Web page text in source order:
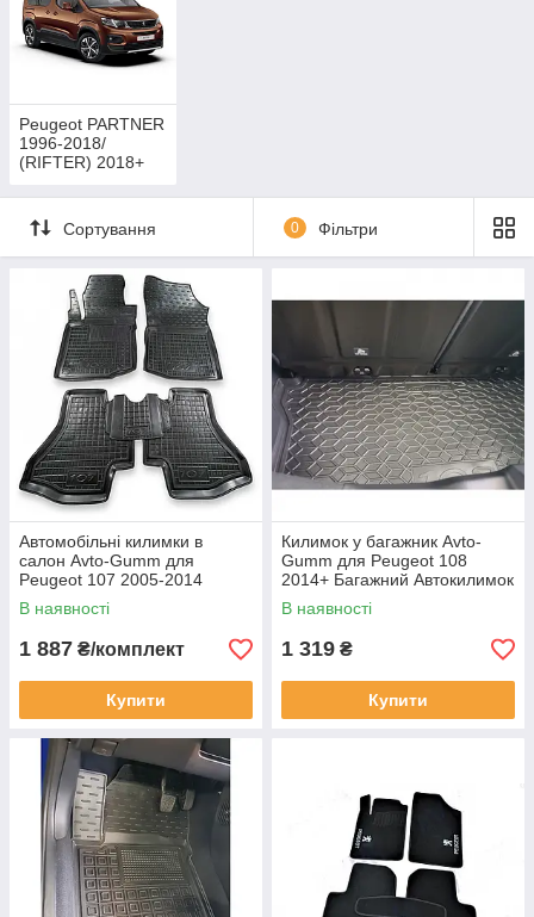
Peugeot PARTNER
1996-2018/
(RIFTER) 2018+
Сортування 0 Фільтри
Автомобільні килимки в
салон Avto-Gumm для
Peugeot 107 2005-2014
Килимки в салон Автогум
Пежо 107
В наявності
1 887 ₴/комплект
Купити
Килимок у багажник Avto-
Gumm для Peugeot 108
2014+ Багажний Автокилимок
Автогум на Пежо 108
В наявності
1 319 ₴
Купити